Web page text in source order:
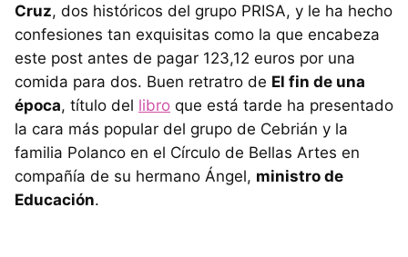
Cruz, dos históricos del grupo PRISA, y le ha hecho
confesiones tan exquisitas como la que encabeza
este post antes de pagar 123,12 euros por una
comida para dos. Buen retratro de El fin de una
época, título del libro que está tarde ha presentado
la cara más popular del grupo de Cebrián y la
familia Polanco en el Círculo de Bellas Artes en
compañía de su hermano Ángel, ministro de
Educación.